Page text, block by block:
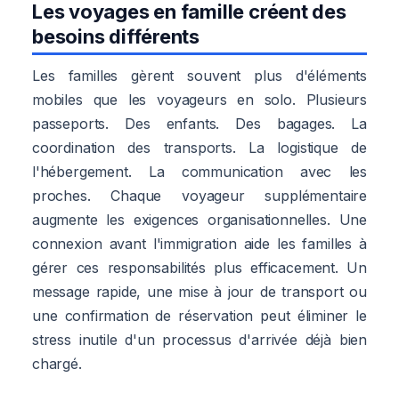
Les voyages en famille créent des
besoins différents
Les familles gèrent souvent plus d'éléments
mobiles que les voyageurs en solo. Plusieurs
passeports. Des enfants. Des bagages. La
coordination des transports. La logistique de
l'hébergement. La communication avec les
proches. Chaque voyageur supplémentaire
augmente les exigences organisationnelles. Une
connexion avant l'immigration aide les familles à
gérer ces responsabilités plus efficacement. Un
message rapide, une mise à jour de transport ou
une confirmation de réservation peut éliminer le
stress inutile d'un processus d'arrivée déjà bien
chargé.